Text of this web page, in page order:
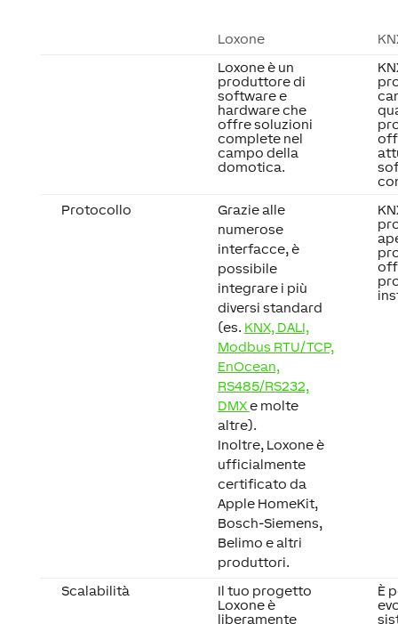
Loxone
Loxone è un
produttore di
software e
hardware che
offre soluzioni
complete nel
campo della
domotica.
Protocollo
Grazie alle
numerose
interfacce, è
possibile
integrare i più
diversi standard
(es. KNX, DALI,
Modbus RTU/TCP,
EnOcean,
RS485/RS232,
DMXe molte
altre).
Inoltre, Loxone è
ufficialmente
certificato da
Apple HomeKit,
Bosch-Siemens,
Belimo e altri
produttori.
Scalabilità
Il tuo progetto
Loxone è
liberamente
È